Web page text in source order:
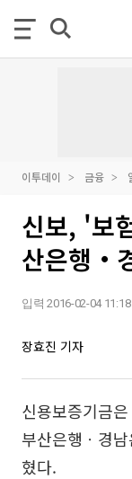
이투데이 금융
신보, '보
산은행‧
입력 2016-02-04 11:18
장효진 기자
신용보증기금
부산은행ㆍ경
혔다.